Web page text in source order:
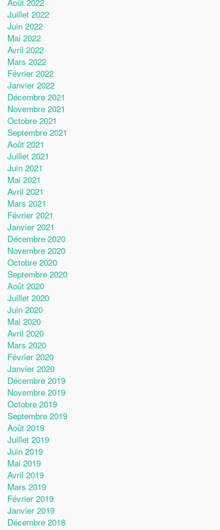
Juillet 2022
Juin 2022
Mai 2022
Avril 2022
Mars 2022
Février 2022
Janvier 2022
Décembre 2021
Novembre 2021
Octobre 2021
Septembre 2021
Août 2021
Juillet 2021
Juin 2021
Mai 2021
Avril 2021
Mars 2021
Février 2021
Janvier 2021
Décembre 2020
Novembre 2020
Octobre 2020
Septembre 2020
Août 2020
Juillet 2020
Juin 2020
Mai 2020
Avril 2020
Mars 2020
Février 2020
Janvier 2020
Décembre 2019
Novembre 2019
Octobre 2019
Septembre 2019
Août 2019
Juillet 2019
Juin 2019
Mai 2019
Avril 2019
Mars 2019
Février 2019
Janvier 2019
Décembre 2018